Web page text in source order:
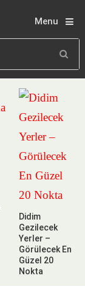
Menu
Didim
Gezilecek
Yerler –
Görülecek En
Güzel 20
Nokta